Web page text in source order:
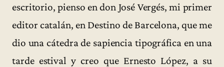
escritorio, pienso en don José Vergés, mi primer
editor catalán, en Destino de Barcelona, que me
dio una cátedra de sapiencia tipográfica en una
tarde estival y creo que Ernesto López, a su